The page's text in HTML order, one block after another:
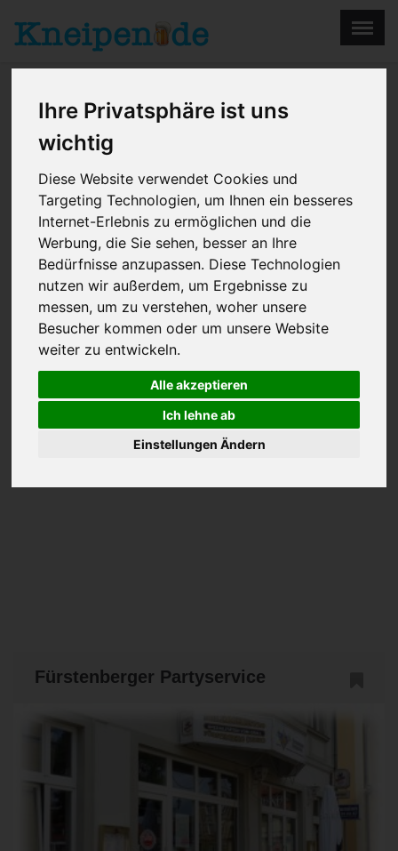
Ihre Privatsphäre ist uns
wichtig
Diese Website verwendet Cookies und
Targeting Technologien, um Ihnen ein besseres
Internet-Erlebnis zu ermöglichen und die
Werbung, die Sie sehen, besser an Ihre
Bedürfnisse anzupassen. Diese Technologien
nutzen wir außerdem, um Ergebnisse zu
messen, um zu verstehen, woher unsere
Besucher kommen oder um unsere Website
weiter zu entwickeln.
Alle akzeptieren
Ich lehne ab
Einstellungen Ändern
UNSERE BELIEBTESTEN KNEIPEN, BARS &
RESTAURANTS IN EISENHÜTTENSTADT
Fürstenberger Partyservice
Menu ×
Home